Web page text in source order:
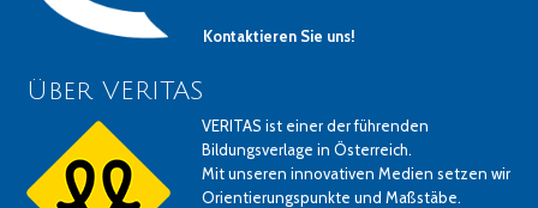
Kontaktieren Sie uns!
Über VERITAS
VERITAS ist einer der führenden
Bildungsverlage in Österreich.
Mit unseren innovativen Medien setzen wir
Orientierungspunkte und Maßstäbe.